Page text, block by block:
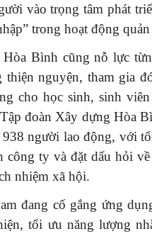
vào trọng tâm phát
trong hoạt động
Bình cũng nỗ lực
nguyện, tham gia
cho học sinh, sinh
đoàn Xây dựng Hòa
người lao động, với
ty và đặt dấu hỏi về
nhiệm xã hội.
đang cố gắng ứng
tối ưu năng lượng
GIỚI THIỆU SÁCH
Quản trị nhân tài
đến thực tiễn
08/12/2025